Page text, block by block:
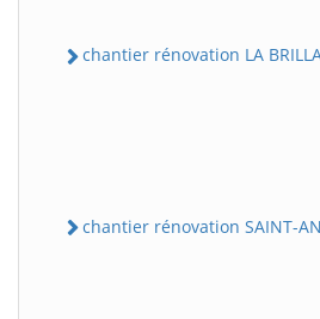
chantier rénovation LA
chantier rénovation SAINT-